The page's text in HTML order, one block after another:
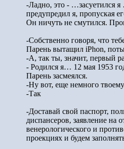
-Ладно, это - …засуетился
предупредил я, пропуская
Он ничуть не смутился.
-Собственно говоря, что
Парень вытащил iPhon,
-А, так ты, значит, первый
- Родился я… 12 мая 1953
Парень засмеялся.
-Ну вот, еще немного
-Так
-Доставай свой паспорт,
диспансеров, заявление
венерологического и
проекциях и будем